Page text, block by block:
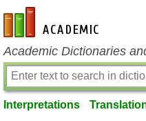
en-academic.com
Academic Dictionaries
Interpretations